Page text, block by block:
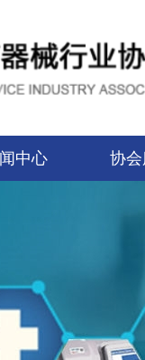
中心 协